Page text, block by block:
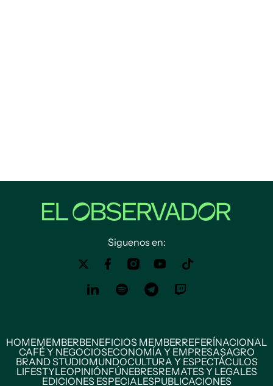
Siguenos en:
HOMEMEMBERBENEFICIOS MEMBERREFERÍNACIONAL
CAFÉ Y NEGOCIOSECONOMÍA Y EMPRESASAGRO
BRAND STUDIOMUNDOCULTURA Y ESPECTÁCULOS
LIFESTYLEOPINIÓNFÚNEBRESREMATES Y LEGALES
EDICIONES ESPECIALESPUBLICACIONES